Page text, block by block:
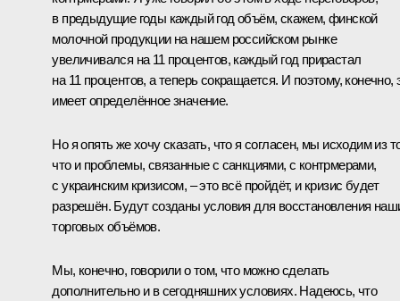
в предыдущие годы каждый год объём, скажем, финской
молочной продукции на нашем российском рынке
увеличивался на 11 процентов, каждый год прирастал
на 11 процентов, а теперь сокращается. И поэтому, конечно,
имеет определённое значение.
Но я опять же хочу сказать, что я согласен, мы исходим из
что и проблемы, связанные с санкциями, с контрмерами,
с украинским кризисом, – это всё пройдёт, и кризис будет
разрешён. Будут созданы условия для восстановления
торговых объёмов.
Мы, конечно, говорили о том, что можно сделать
дополнительно и в сегодняшних условиях. Надеюсь, что